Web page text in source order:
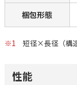
梱包形態
※1 短径×長径（構
性能